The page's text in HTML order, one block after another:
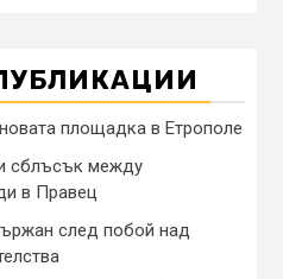
площадка в Етрополе
сблъсък между
в Правец
след побой над